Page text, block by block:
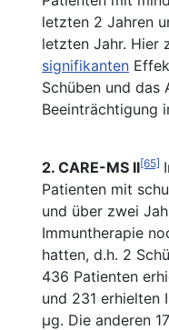
letzten 2 Jahren
letzten Jahr. Hier
signifikanten
Schüben und das
Beeinträchtigung
2. CARE-MS II[65]
Patienten mit
und über zwei
Immuntherapie
hatten, d.h. 2
436 Patienten
und 231 erhielten
µg. Die anderen